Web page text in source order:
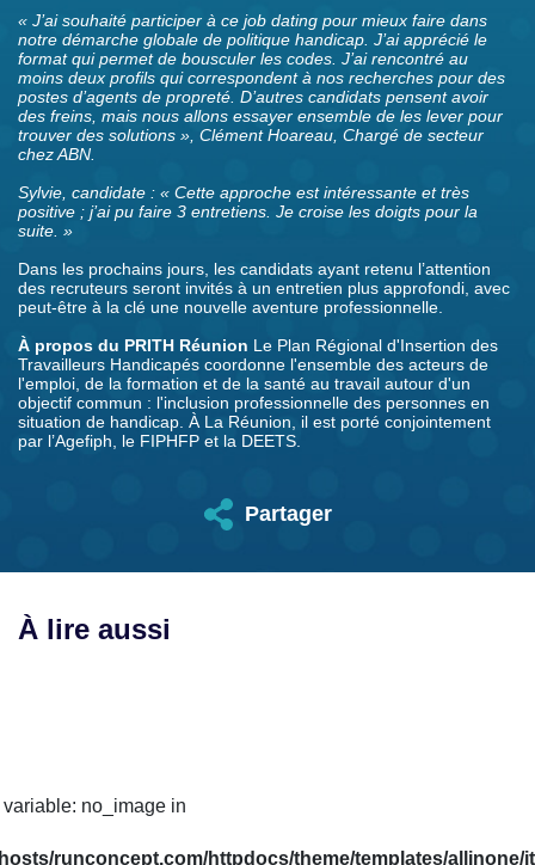
« J’ai souhaité participer à ce job dating pour mieux faire dans
notre démarche globale de politique handicap. J’ai apprécié le
format qui permet de bousculer les codes. J’ai rencontré au
moins deux profils qui correspondent à nos recherches pour des
postes d’agents de propreté. D’autres candidats pensent avoir
des freins, mais nous allons essayer ensemble de les lever pour
trouver des solutions », Clément Hoareau, Chargé de secteur
chez ABN.
Sylvie, candidate : « Cette approche est intéressante et très
positive ; j’ai pu faire 3 entretiens. Je croise les doigts pour la
suite. »
Dans les prochains jours, les candidats ayant retenu l’attention
des recruteurs seront invités à un entretien plus approfondi, avec
peut-être à la clé une nouvelle aventure professionnelle.
À propos du PRITH Réunion Le Plan Régional d'Insertion des
Travailleurs Handicapés coordonne l'ensemble des acteurs de
l'emploi, de la formation et de la santé au travail autour d'un
objectif commun : l'inclusion professionnelle des personnes en
situation de handicap. À La Réunion, il est porté conjointement
par l’Agefiph, le FIPHFP et la DEETS.
Partager
À lire aussi
no_image in
runconcept.com/httpdocs/theme/templates/allinone/